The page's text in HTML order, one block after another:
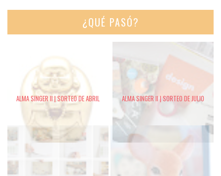
¿QUÉ PASÓ?
ALMA SINGER II | SORTEO DE ABRIL ALMA SINGER II | SORTEO DE JULIO